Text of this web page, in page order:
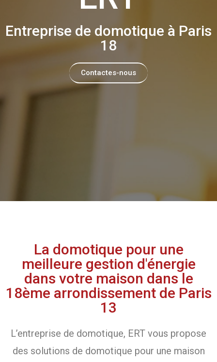
Entreprise de domotique à Paris
18
Contactes-nous
La domotique pour une
meilleure gestion d'énergie
dans votre maison dans le
18ème arrondissement de Paris
13
L’entreprise de domotique, ERT vous propose
des solutions de domotique pour une maison